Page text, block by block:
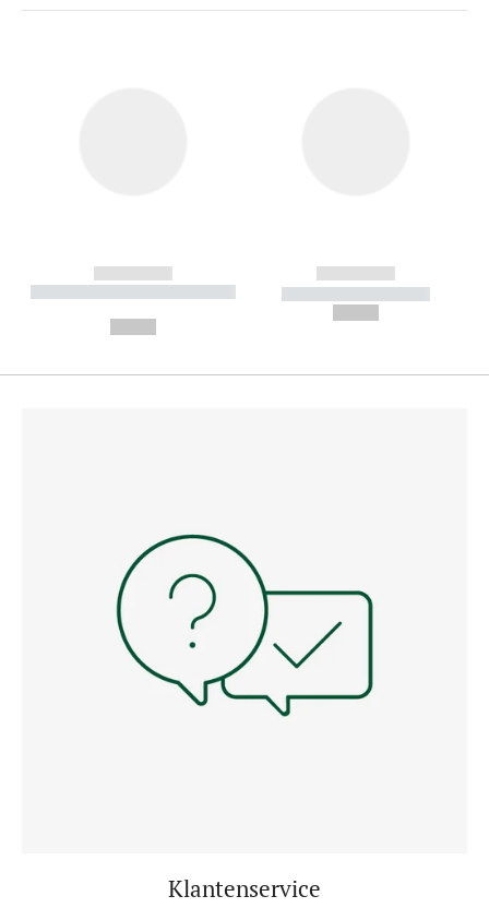
------------
----------- ----------- --------
------------
----------- -----------
Klantenservice